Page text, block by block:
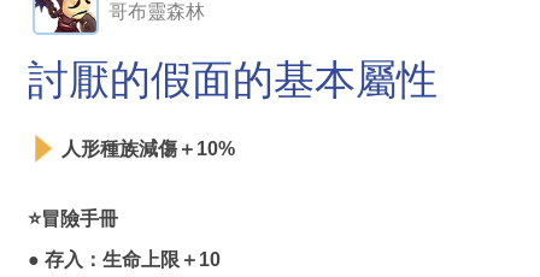
哥布靈森林
討厭的假面的基本屬性
人形種族減傷＋10%
⭐冒險手冊
● 存入：生命上限＋10